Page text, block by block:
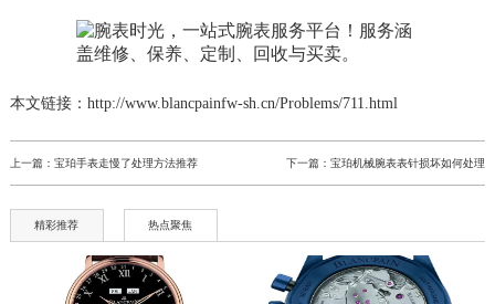
本文链接：http://www.blancpainfw-sh.cn/Problems/711.html
上一篇： 宝珀手表走慢了处理方法推荐 下一篇：宝珀机械腕表表针损坏如何处理
精彩推荐 热点聚焦